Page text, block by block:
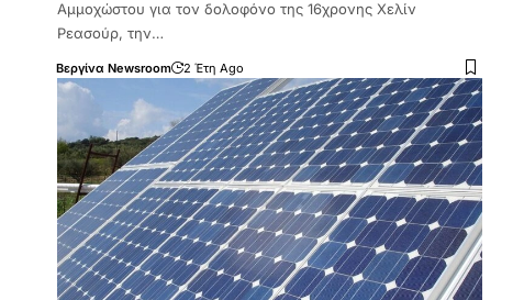
Αμμοχώστου για τον δολοφόνο της 16χρονης Χελίν
Ρεασούρ, την…
Βεργίνα Newsroom 2 Έτη Ago